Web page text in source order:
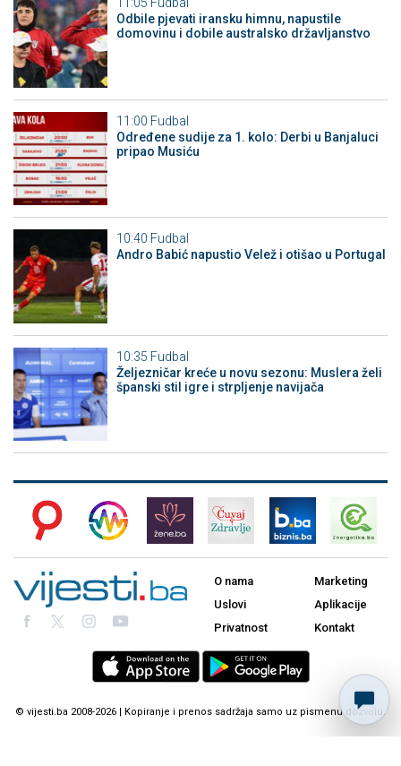
Odbile pjevati iransku himnu, napustile
domovinu i dobile australsko državljanstvo
11:00 Fudbal
Određene sudije za 1. kolo: Derbi u Banjaluci
pripao Musiću
10:40 Fudbal
Andro Babić napustio Velež i otišao u Portugal
10:35 Fudbal
Željezničar kreće u novu sezonu: Muslera želi
španski stil igre i strpljenje navijača
O nama
Uslovi
Privatnost
Marketing
Aplikacije
Kontakt
© vijesti.ba 2008-2026 | Kopiranje i prenos sadržaja samo uz pismenu dozvolu.